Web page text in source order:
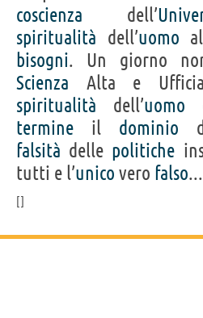
coscienza dell’
spiritualità dell’uomo
bisogni. Un giorno
Scienza Alta e
spiritualità dell’uomo
termine il dominio
falsità delle politiche
tutti e l’unico vero falso